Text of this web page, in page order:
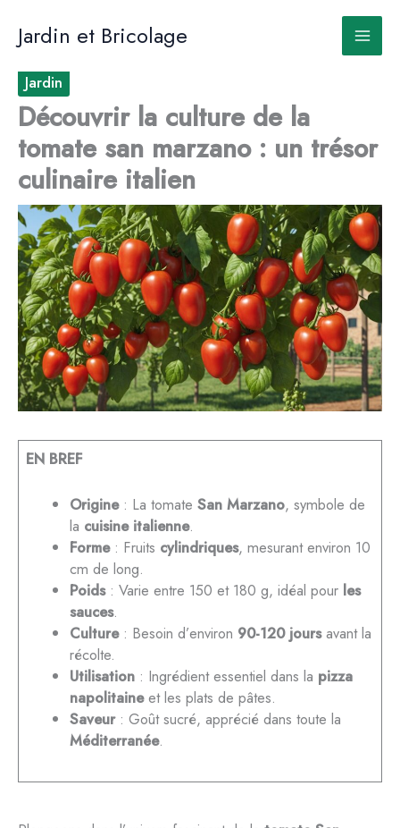
contenu
Jardin et Bricolage
Jardin
Découvrir la culture de la
tomate san marzano : un trésor
culinaire italien
EN BREF
Origine: La tomateSan Marzano, symbole de
la cuisine italienne.
Forme: Fruits cylindriques, mesurant environ 10
cm de long.
Poids: Varie entre 150 et 180 g, idéal pour les
sauces.
Culture: Besoin d’environ 90-120 joursavant la
récolte.
Utilisation : Ingrédient essentiel dans la pizza
napolitaineet les plats de pâtes.
Saveur: Goût sucré, apprécié dans toute la
Méditerranée.